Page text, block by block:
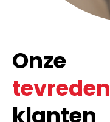
Onze
tevreden
klanten